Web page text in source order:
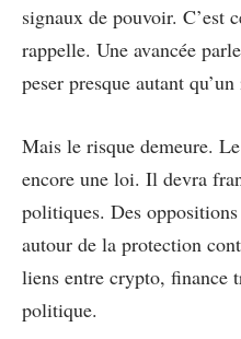
signaux de pouvoir. C’est
rappelle. Une avancée
peser presque autant
Mais le risque demeure.
encore une loi. Il devra
politiques. Des
autour de la protection
liens entre crypto, finance
politique.